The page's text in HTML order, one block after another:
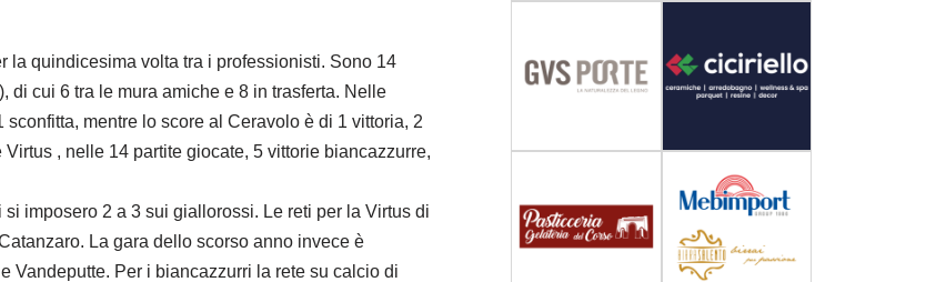
la quindicesima volta tra i professionisti. Sono 14
cui 6 tra le mura amiche e 8 in trasferta. Nelle
mentre lo score al Ceravolo è di 1 vittoria, 2
, nelle 14 partite giocate, 5 vittorie biancazzurre,
imposero 2 a 3 sui giallorossi. Le reti per la Virtus di
La gara dello scorso anno invece è
Vandeputte. Per i biancazzurri la rete su calcio di